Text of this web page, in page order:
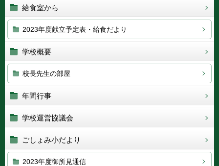
給食室から
2023年度献立予定表・給食だより
学校概要
校長先生の部屋
年間行事
学校運営協議会
ごしょみ小だより
2023年度御所見通信